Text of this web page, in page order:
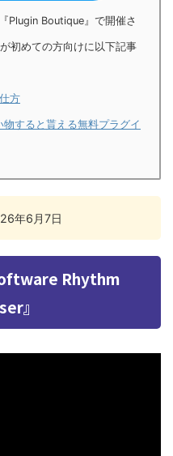
Plugin Boutique』で開催さ
初めての方向けに以下記事
方
すると貰える無料プラグイ
年6月7日
Rhythm
』